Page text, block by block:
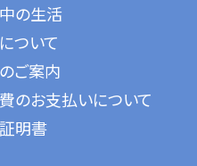
の生活
ついて
ご案内
のお支払いについて
明書